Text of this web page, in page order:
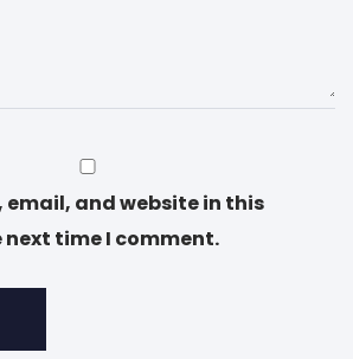
email, and website in this
next time I comment.